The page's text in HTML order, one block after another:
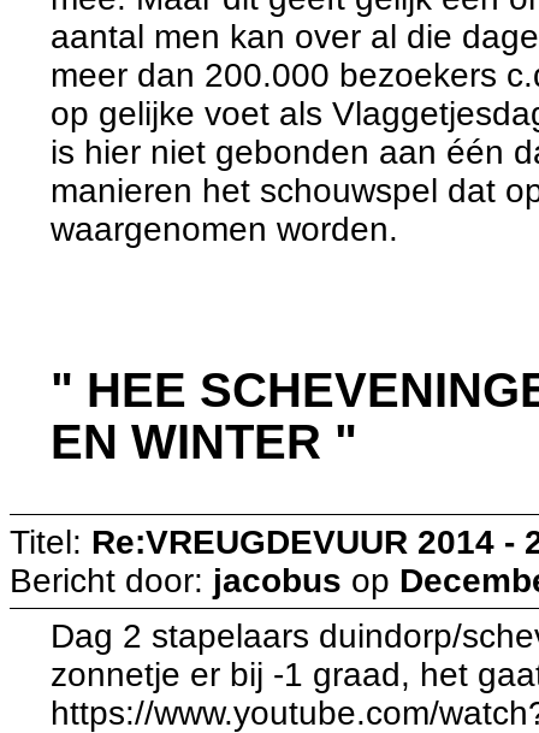
aantal men kan over al die
meer dan 200.000 bezoekers
op gelijke voet als
is hier niet gebonden aan één
manieren het schouwspel dat
waargenomen worden.
" HEE
EN WINTER "
Titel: Re:VREUGDEVUUR 2014 -
Bericht door: jacobus op
Dag 2 stapelaars duindorp/
zonnetje er bij -1 graad, het
https://www.youtube.com/